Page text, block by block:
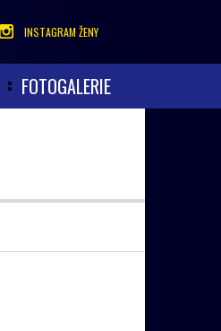
INSTAGRAM ŽENY
FOTOGALERIE